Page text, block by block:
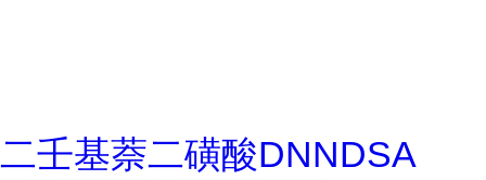
二壬基萘二磺酸DNNDSA